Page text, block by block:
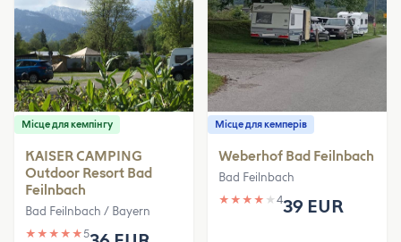
Місце для кемпінгу
KAISER CAMPING
Outdoor Resort Bad
Feilnbach
Bad Feilnbach / Bayern
★ ★ ★ ★ ★5
Місце для кемперів
Weberhof Bad Feilnbach
Bad Feilnbach
★ ★ ★ ★ ★ 439 EUR